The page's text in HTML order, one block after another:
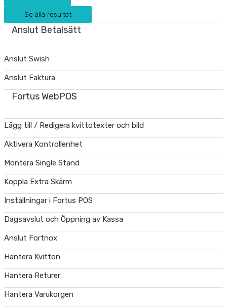
Se alla resultat
Anslut Betalsätt
Anslut Swish
Anslut Faktura
Fortus WebPOS
Lägg till / Redigera kvittotexter och bild
Aktivera Kontrollenhet
Montera Single Stand
Koppla Extra Skärm
Inställningar i Fortus POS
Dagsavslut och Öppning av Kassa
Anslut Fortnox
Hantera Kvitton
Hantera Returer
Hantera Varukorgen